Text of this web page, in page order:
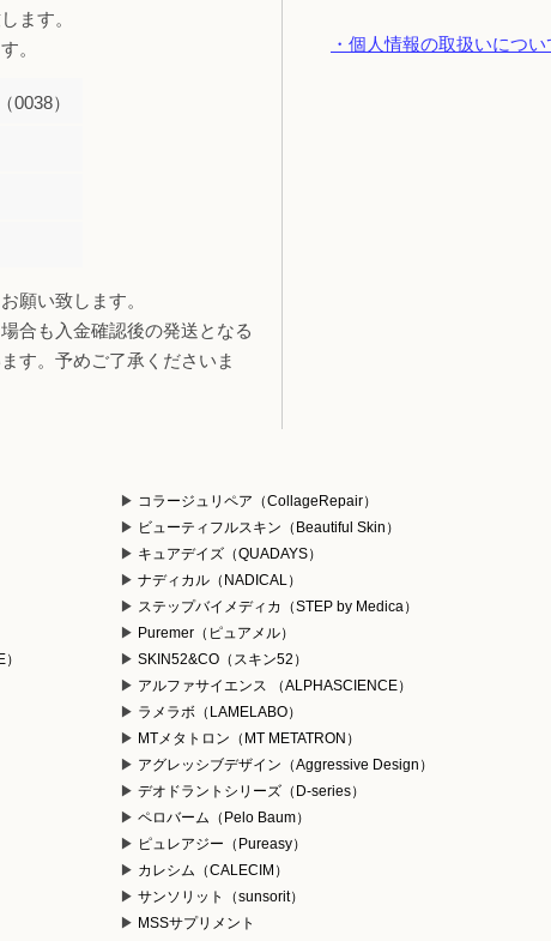
ます。
。
0038）
願い致します。
合も入金確認後の発送となる
す。予めご了承くださいま
・個人情報の取扱いについ
コラージュリペア（CollageRepair）
ビューティフルスキン（Beautiful Skin）
キュアデイズ（QUADAYS）
ナディカル（NADICAL）
ステップバイメディカ（STEP by Medica）
Puremer（ピュアメル）
SKIN52&CO（スキン52）
アルファサイエンス （ALPHASCIENCE）
ラメラボ（LAMELABO）
MTメタトロン（MT METATRON）
アグレッシブデザイン（Aggressive Design）
デオドラントシリーズ（D-series）
ペロバーム（Pelo Baum）
ピュレアジー（Pureasy）
カレシム（CALECIM）
サンソリット（sunsorit）
MSSサプリメント